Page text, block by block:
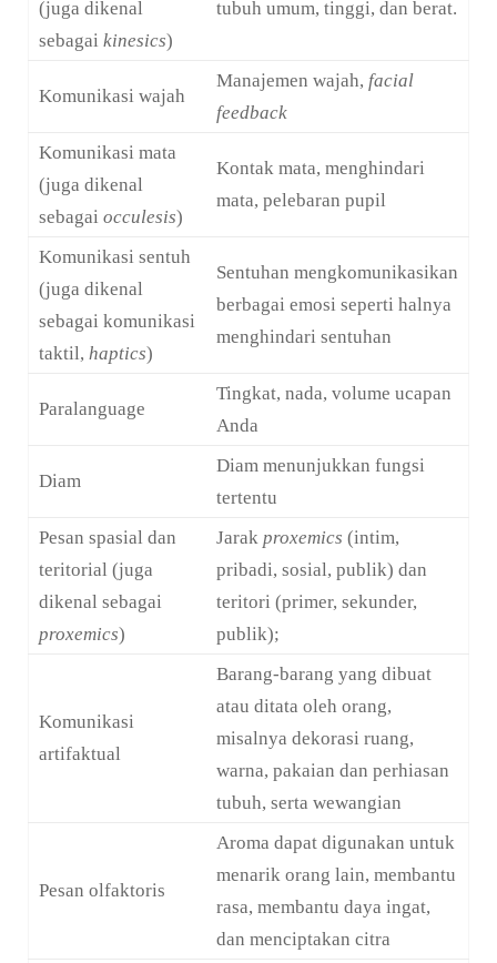
(juga dikenal
sebagai kinesics)
tubuh umum, tinggi, dan berat.
Komunikasi wajah
Manajemen wajah, facial
feedback
Komunikasi mata
(juga dikenal
sebagai occulesis)
Kontak mata, menghindari
mata, pelebaran pupil
Komunikasi sentuh
(juga dikenal
sebagai komunikasi
taktil, haptics)
Sentuhan mengkomunikasikan
berbagai emosi seperti halnya
menghindari sentuhan
Paralanguage
Tingkat, nada, volume ucapan
Anda
Diam
Diam menunjukkan fungsi
tertentu
Pesan spasial dan
teritorial (juga
dikenal sebagai
proxemics)
Jarak proxemics (intim,
pribadi, sosial, publik) dan
teritori (primer, sekunder,
publik);
Komunikasi
artifaktual
Barang-barang yang dibuat
atau ditata oleh orang,
misalnya dekorasi ruang,
warna, pakaian dan perhiasan
tubuh, serta wewangian
Pesan olfaktoris
Aroma dapat digunakan untuk
menarik orang lain, membantu
rasa, membantu daya ingat,
dan menciptakan citra